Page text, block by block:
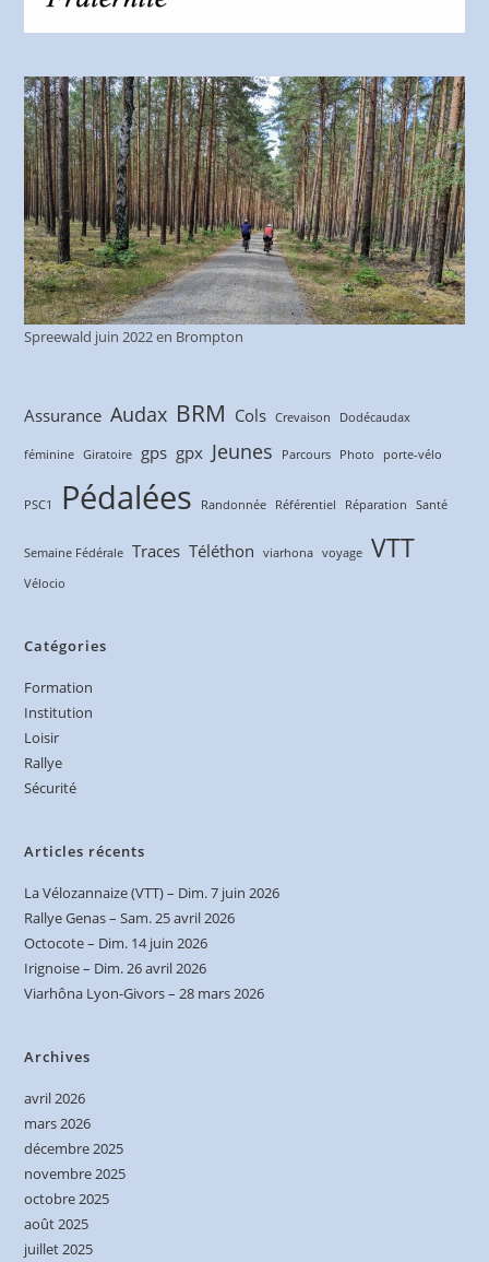
Spreewald juin 2022 en Brompton
Assurance Audax BRM Cols Crevaison Dodécaudax
féminine Giratoire gps gpx Jeunes Parcours Photo porte-vélo
PSC1 Pédalées Randonnée Référentiel Réparation Santé
Semaine Fédérale Traces Téléthon viarhona voyage VTT
Vélocio
Catégories
Formation
Institution
Loisir
Rallye
Sécurité
Articles récents
La Vélozannaize (VTT) – Dim. 7 juin 2026
Rallye Genas – Sam. 25 avril 2026
Octocote – Dim. 14 juin 2026
Irignoise – Dim. 26 avril 2026
Viarhôna Lyon-Givors – 28 mars 2026
Archives
avril 2026
mars 2026
décembre 2025
novembre 2025
octobre 2025
août 2025
juillet 2025